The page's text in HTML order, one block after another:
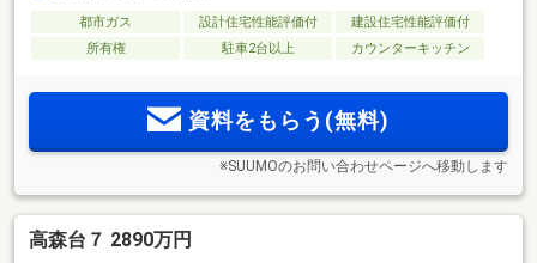
都市ガス 設計住宅性能評価付
建設住宅性能評価付
所有権
駐車2台以上 カウンターキッチン
資料をもらう(無料)
※SUUMOのお問い合わせページへ移動します
高森台７ 2890万円